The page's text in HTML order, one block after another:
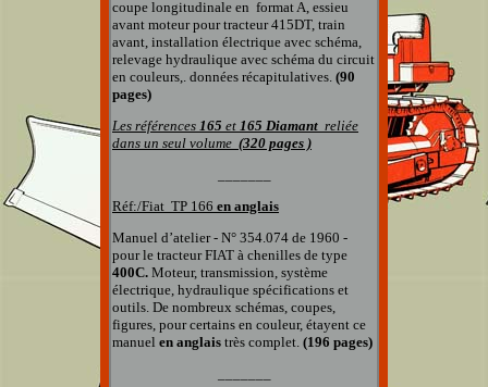
coupe longitudinale en format A, essieu
avant moteur pour tracteur 415DT, train
avant, installation électrique avec schéma,
relevage hydraulique avec schéma du circuit
en couleurs,. données récapitulatives. (90
pages)
Les références 165 et 165 Diamant reliée
dans un seul volume (320 pages )
Réf:/Fiat TP 166 en anglais
Manuel d’atelier - N° 354.074 de 1960 -
pour le tracteur FIAT à chenilles de type
400C. Moteur, transmission, système
électrique, hydraulique spécifications et
outils. De nombreux schémas, coupes,
figures, pour certains en couleur, étayent ce
manuel en anglais très complet. (196 pages)